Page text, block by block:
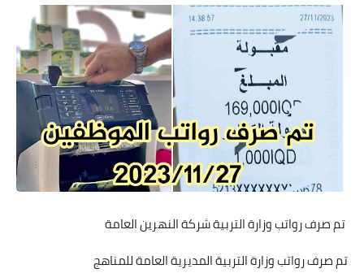
تم صرف رواتب وزارة التربية شركة النهرين العامة
تم صرف رواتب وزارة التربية المديرية العامة للمناهج